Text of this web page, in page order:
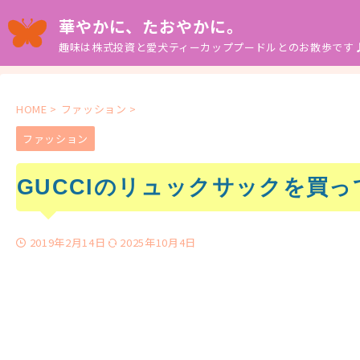
華やかに、たおやかに。
趣味は株式投資と愛犬ティーカッププードルとのお散歩です
HOME > ファッション >
ファッション
GUCCIのリュックサックを買っ
2019年2月14日 2025年10月4日